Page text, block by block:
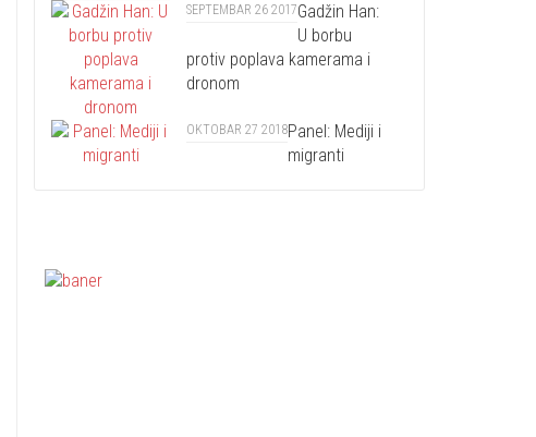
SEPTEMBAR 26 2017Gadžin Han:
U borbu
protiv poplava kamerama i
dronom
OKTOBAR 27 2018Panel: Mediji i
migranti